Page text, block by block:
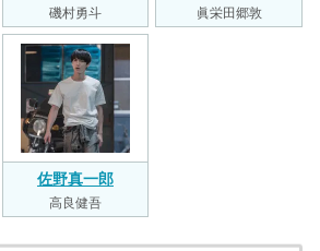
磯村勇斗 眞栄田郷敦
佐野真一郎
高良健吾